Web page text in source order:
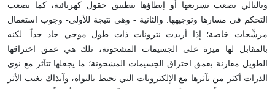
وبالتالي يصعب تسريعها أو إبطاؤها بتطبيق حقول كهربائية، كما يصعب
التحكم في مسارها وتوجيهها. والثانية - وهي نتيجة للأولى- وجوب استعمال
مرشِّحات خاصة؛ إذا أريدت نترونات ذات طول موجي حاد جداً. لكنه
بالمقابل لها ميزة على الجسيمات المشحونة، تلك هي عمق اختراقها
الطويل مقارنة بعمق اختراق الجسيمات المشحونة؛ ما يجعلها تتآثر مع نوى
الذرات أكثر من تآثرها مع الإلكترونات التي تحيط بالنواة، وآنذاك يغيب الأثر